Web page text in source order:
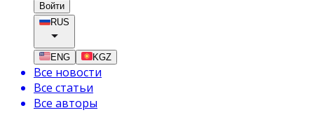
Войти
RUS
ENG KGZ
Все новости
Все статьи
Все авторы